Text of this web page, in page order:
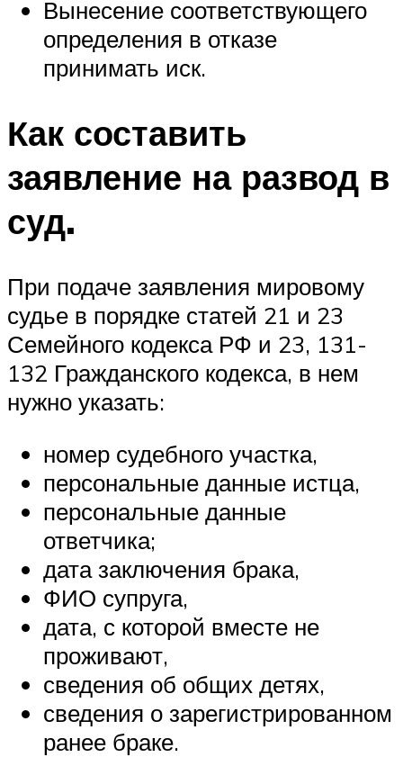
Вынесение соответствующего
определения в отказе
принимать иск.
Как составить
заявление на развод в
суд.
При подаче заявления мировому
судье в порядке статей 21 и 23
Семейного кодекса РФ и 23, 131-
132 Гражданского кодекса, в нем
нужно указать:
номер судебного участка,
персональные данные истца,
персональные данные
ответчика;
дата заключения брака,
ФИО супруга,
дата, с которой вместе не
проживают,
сведения об общих детях,
сведения о зарегистрированном
ранее браке.